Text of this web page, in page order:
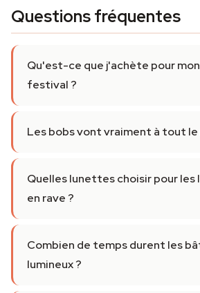
Questions fréquentes
Qu'est-ce que j'achète pour
festival ?
Les bobs vont vraiment à tout le
Quelles lunettes choisir pour les
en rave ?
Combien de temps durent les
lumineux ?